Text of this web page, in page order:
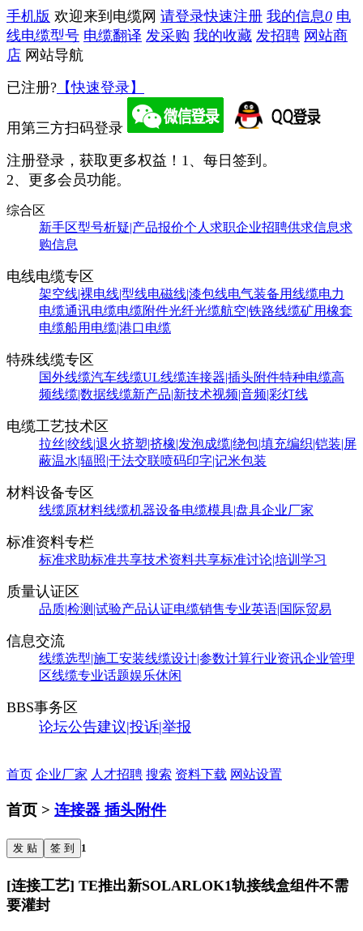
手机版 欢迎来到电缆网 请登录快速注册 我的信息0 电
线电缆型号 电缆翻译 发采购 我的收藏 发招聘 网站商
店 网站导航
已注册? 【快速登录】
用第三方扫码登录
注册登录，获取更多权益！ 1、每日签到。
2、更多会员功能。
综合区
新手区型号析疑|产品报价个人求职企业招聘供求信息求
购信息
电线电缆专区
架空线|裸电线|型线电磁线|漆包线电气装备用线缆电力
电缆通讯电缆电缆附件光纤光缆航空|铁路线缆矿用橡套
电缆船用电缆|港口电缆
特殊线缆专区
国外线缆汽车线缆UL线缆连接器|插头附件特种电缆高
频线缆|数据线缆新产品|新技术视频|音频|彩灯线
电缆工艺技术区
拉丝|绞线|退火挤塑|挤橡|发泡成缆|绕包|填充编织|铠装|屏
蔽温水|辐照|干法交联喷码印字|记米包装
材料设备专区
线缆原材料线缆机器设备电缆模具|盘具企业厂家
标准资料专栏
标准求助标准共享技术资料共享标准讨论|培训学习
质量认证区
品质|检测|试验产品认证电缆销售专业英语|国际贸易
信息交流
线缆选型|施工安装线缆设计|参数计算行业资讯企业管理
区线缆专业话题娱乐休闲
BBS事务区
论坛公告建议|投诉|举报
首页 企业厂家 人才招聘 搜索 资料下载 网站设置
首页 > 连接器 插头附件
发 贴 签 到 1
[连接工艺] TE推出新SOLARLOK1轨接线盒组件不需
要灌封